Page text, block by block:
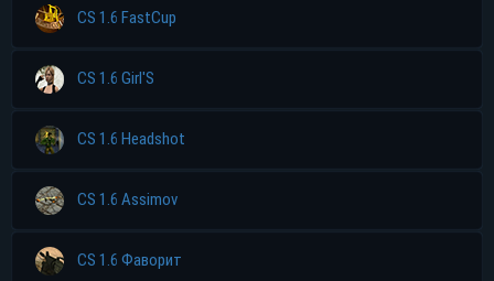
CS 1.6 FastCup
CS 1.6 Girl'S
CS 1.6 Headshot
CS 1.6 Assimov
CS 1.6 Фаворит